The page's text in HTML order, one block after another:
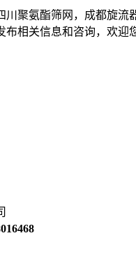
川聚氨酯筛网，成都旋流
布相关信息和咨询，欢迎